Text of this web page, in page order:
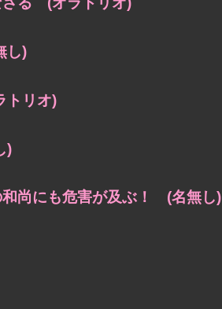
し)
トリオ)
)
和尚にも危害が及ぶ！ (名無し)